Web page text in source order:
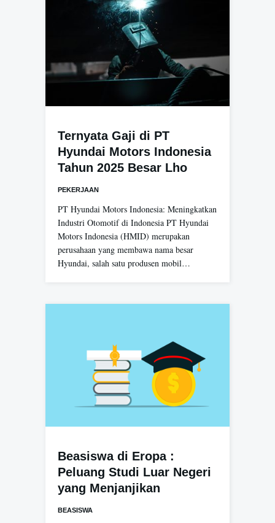
Ternyata Gaji di PT
Hyundai Motors Indonesia
Tahun 2025 Besar Lho
PEKERJAAN
PT Hyundai Motors Indonesia: Meningkatkan
Industri Otomotif di Indonesia PT Hyundai
Motors Indonesia (HMID) merupakan
perusahaan yang membawa nama besar
Hyundai, salah satu produsen mobil…
Beasiswa di Eropa :
Peluang Studi Luar Negeri
yang Menjanjikan
BEASISWA